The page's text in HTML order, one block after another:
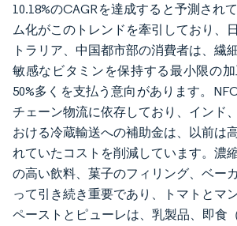
10.18%のCAGRを達成すると予測され
ム化がこのトレンドを牽引しており、
トラリア、中国都市部の消費者は、繊
敏感なビタミンを保持する最小限の
50%多くを支払う意向があります。
チェーン物流に依存しており、インド
おける冷蔵輸送への補助金は、以前は
れていたコストを削減しています。濃
の高い飲料、菓子のフィリング、ベー
って引き続き重要であり、トマトとマ
ペーストとピューレは、乳製品、即食